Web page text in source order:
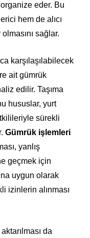
organize eder. Bu
hem de alıcı
sağlar.
karşılaşılabilecek
ait gümrük
edilir. Taşıma
hususlar, yurt
sürekli
Gümrük işlemleri
yanlış
geçmek için
uygun olarak
izinlerin alınması
da